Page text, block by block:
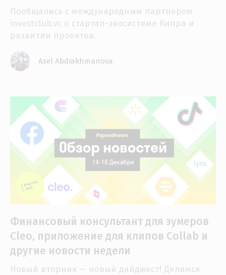
Пообщались с международным партнером
investclub.vc о стартап-экосистеме Кипра и
развитии проектов.
Asel Abdrakhmanova
Финансовый консультант для зумеров
Cleo, приложение для клипов Collab и
другие новости недели
Новый вторник — новый дайджест! Делимся